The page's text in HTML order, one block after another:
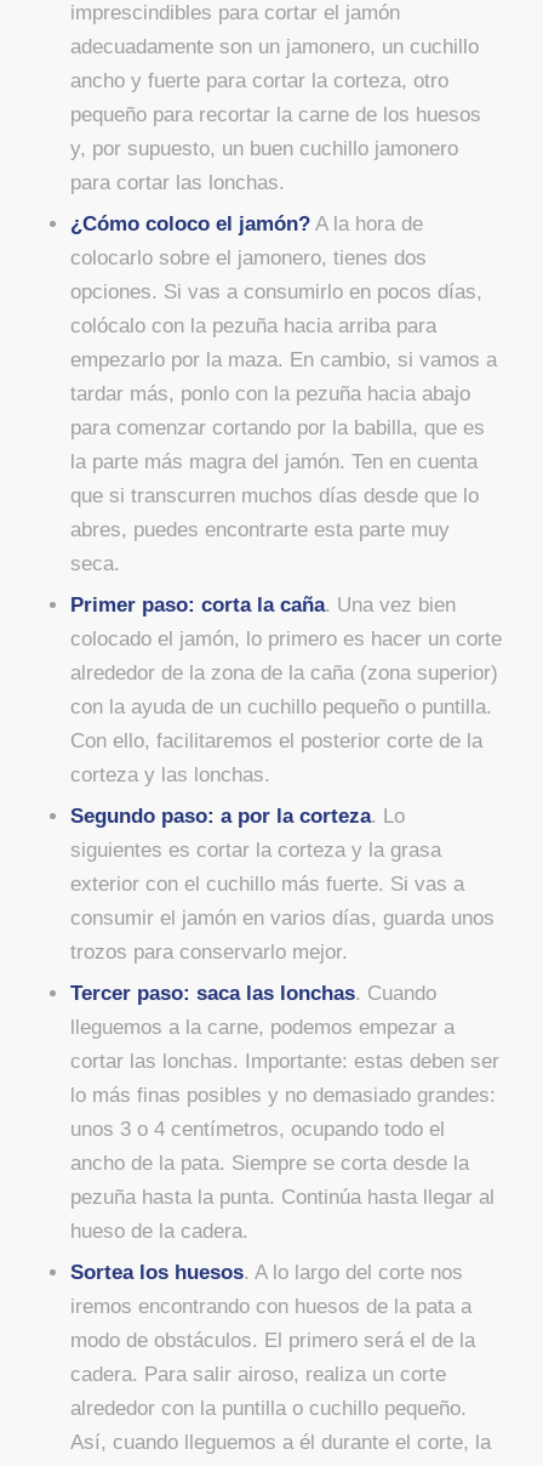
imprescindibles para cortar el jamón
adecuadamente son un jamonero, un cuchillo
ancho y fuerte para cortar la corteza, otro
pequeño para recortar la carne de los huesos
y, por supuesto, un buen cuchillo jamonero
para cortar las lonchas.
¿Cómo coloco el jamón?A la hora de
colocarlo sobre el jamonero, tienes dos
opciones. Si vas a consumirlo en pocos días,
colócalo con la pezuña hacia arriba para
empezarlo por la maza. En cambio, si vamos a
tardar más, ponlo con la pezuña hacia abajo
para comenzar cortando por la babilla, que es
la parte más magra del jamón. Ten en cuenta
que si transcurren muchos días desde que lo
abres, puedes encontrarte esta parte muy
seca.
Primer paso: corta la caña. Una vez bien
colocado el jamón, lo primero es hacer un corte
alrededor de la zona de la caña (zona superior)
con la ayuda de un cuchillo pequeño o puntilla.
Con ello, facilitaremos el posterior corte de la
corteza y las lonchas.
Segundo paso: a por la corteza. Lo
siguientes es cortar la corteza y la grasa
exterior con el cuchillo más fuerte. Si vas a
consumir el jamón en varios días, guarda unos
trozos para conservarlo mejor.
Tercer paso: saca las lonchas. Cuando
lleguemos a la carne, podemos empezar a
cortar las lonchas. Importante: estas deben ser
lo más finas posibles y no demasiado grandes:
unos 3 o 4 centímetros, ocupando todo el
ancho de la pata. Siempre se corta desde la
pezuña hasta la punta. Continúa hasta llegar al
hueso de la cadera.
Sortea los huesos. A lo largo del corte nos
iremos encontrando con huesos de la pata a
modo de obstáculos. El primero será el de la
cadera. Para salir airoso, realiza un corte
alrededor con la puntilla o cuchillo pequeño.
Así, cuando lleguemos a él durante el corte, la